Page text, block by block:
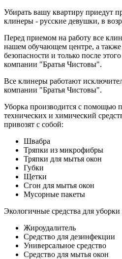
Убирать вашу квартиру приедут
клинеры - русские девушки, в
Перед приемом на работу все
нашем обучающем центре, а
безопасности и только после
компании "Братья Чистовы".
Все клинеры работают
компании "Братья Чистовы".
Уборка производится с помощью
технических и химический
привозят с собой:
Швабра
Тряпки из микрофибры
Тряпки для мытья окон
Губки
Щетки
Сгон для мытья окон
Мусорные пакеты
Экологичные средства для
Жироудалитель
Средство для дезинфекции
Универсальное средство
Средство для мытья окон